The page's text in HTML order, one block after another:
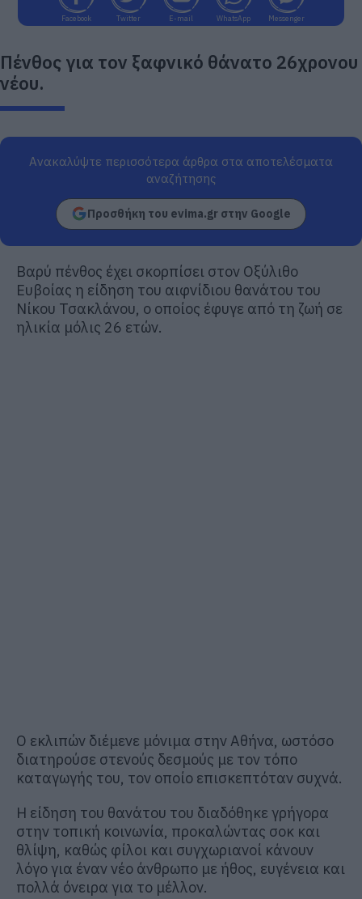
Facebook Twitter E-mail WhatsApp Messenger
Πένθος για τον ξαφνικό θάνατο 26χρονου
νέου.
Ανακαλύψτε περισσότερα άρθρα στα αποτελέσματα
αναζήτησης
Προσθήκη του evima.gr στην Google
Βαρύ πένθος έχει σκορπίσει στον Οξύλιθο
Ευβοίας η είδηση του αιφνίδιου θανάτου του
Νίκου Τσακλάνου, ο οποίος έφυγε από τη ζωή σε
ηλικία μόλις 26 ετών.
Ο εκλιπών διέμενε μόνιμα στην Αθήνα, ωστόσο
διατηρούσε στενούς δεσμούς με τον τόπο
καταγωγής του, τον οποίο επισκεπτόταν συχνά.
Η είδηση του θανάτου του διαδόθηκε γρήγορα
στην τοπική κοινωνία, προκαλώντας σοκ και
θλίψη, καθώς φίλοι και συγχωριανοί κάνουν
λόγο για έναν νέο άνθρωπο με ήθος, ευγένεια και
πολλά όνειρα για το μέλλον.